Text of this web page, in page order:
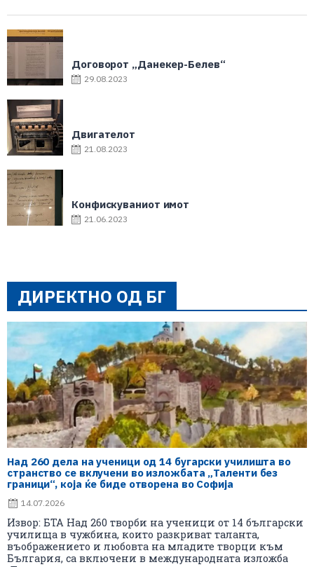
Договорот „Данекер-Белев“
29.08.2023
Двигателот
21.08.2023
Конфискуваниот имот
21.06.2023
ДИРЕКТНО ОД БГ
Над 260 дела на ученици од 14 бугарски училишта во
странство се вклучени во изложбата „Таленти без
граници“, која ќе биде отворена во Софија
14.07.2026
Извор: БТА Над 260 творби на ученици от 14 български
училища в чужбина, които разкриват таланта,
въображението и любовта на младите творци към
България, са включени в международната изложба